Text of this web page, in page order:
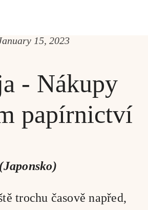
- Nákupy
papírnictví
trochu časově napřed,
15, 2023